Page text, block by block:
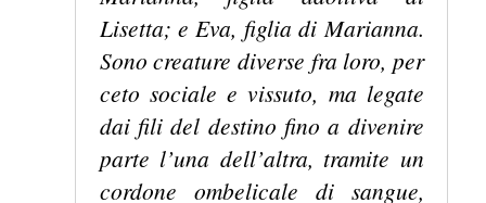
Lisetta; e Eva, figlia di Marianna.
Sono creature diverse fra loro, per
ceto sociale e vissuto, ma legate
dai fili del destino fino a divenire
parte l’una dell’altra, tramite un
cordone ombelicale di sangue,